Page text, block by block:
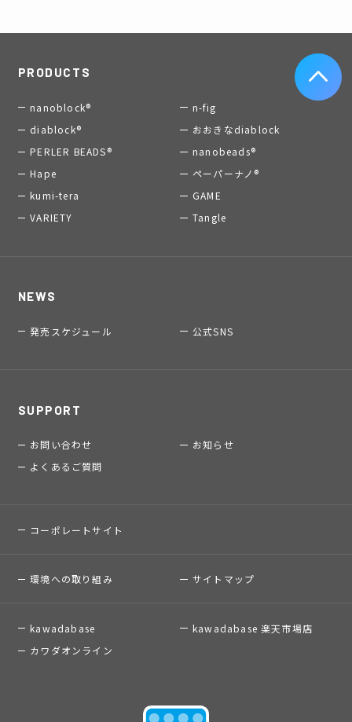
PRODUCTS
nanoblock®
n-fig
diablock®
おおきなdiablock
PERLER BEADS®
nanobeads®
Hape
ペーパーナノ®
kumi-tera
GAME
VARIETY
Tangle
NEWS
発売スケジュール 公式SNS
SUPPORT
お問い合わせ
お知らせ
よくあるご質問
コーポレートサイト
環境への取り組み サイトマップ
kawadabase
kawadabase 楽天市場店
カワダオンライン